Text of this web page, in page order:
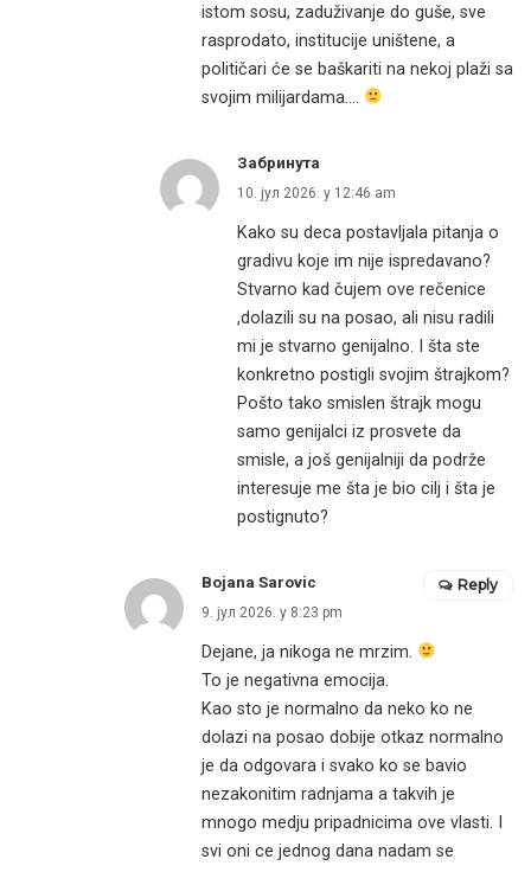
istom sosu, zaduživanje do guše, sve
rasprodato, institucije uništene, a
političari će se baškariti na nekoj plaži sa
svojim milijardama….
Забринута
10. јул 2026. у 12:46 am
Kako su deca postavljala pitanja o
gradivu koje im nije ispredavano?
Stvarno kad čujem ove rečenice
,dolazili su na posao, ali nisu radili
mi je stvarno genijalno. I šta ste
konkretno postigli svojim štrajkom?
Pošto tako smislen štrajk mogu
samo genijalci iz prosvete da
smisle, a još genijalniji da podrže
interesuje me šta je bio cilj i šta je
postignuto?
Bojana Sarovic
9. јул 2026. у 8:23 pm
Dejane, ja nikoga ne mrzim.
To je negativna emocija.
Kao sto je normalno da neko ko ne
dolazi na posao dobije otkaz normalno
je da odgovara i svako ko se bavio
nezakonitim radnjama a takvih je
mnogo medju pripadnicima ove vlasti. I
svi oni ce jednog dana nadam se
Reply